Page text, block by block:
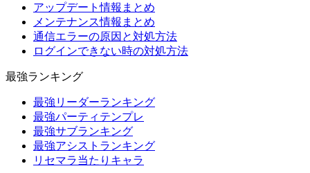
アップデート情報まとめ
メンテナンス情報まとめ
通信エラーの原因と対処方法
ログインできない時の対処方法
最強ランキング
最強リーダーランキング
最強パーティテンプレ
最強サブランキング
最強アシストランキング
リセマラ当たりキャラ